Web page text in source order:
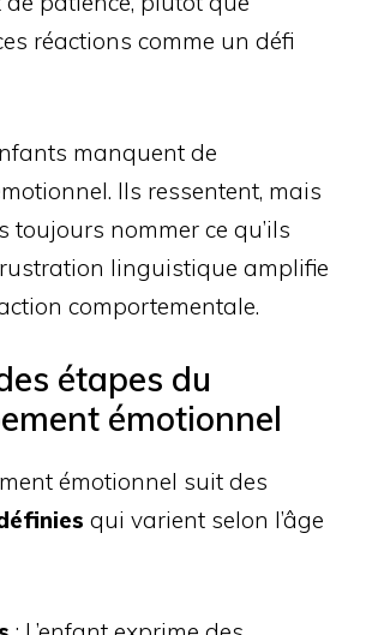
réactions comme un défi
manquent de
Ils ressentent, mais
toujours nommer ce qu’ils
linguistique amplifie
comportementale.
étapes du
émotionnel
émotionnel suit des
qui varient selon l’âge